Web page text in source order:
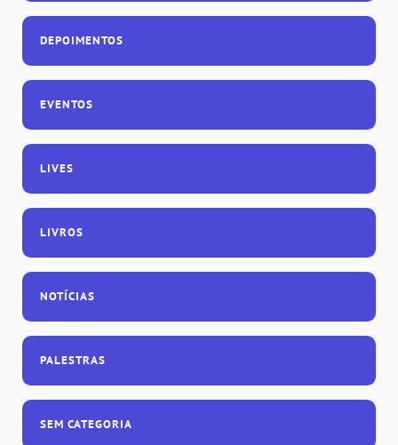
DEPOIMENTOS
EVENTOS
LIVES
LIVROS
NOTÍCIAS
PALESTRAS
SEM CATEGORIA